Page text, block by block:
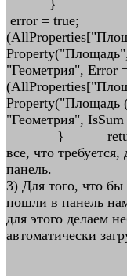
}
error =
"Геометрия",
Property("Площадь
"Геометрия",
} return
все, что
панель.
3) Для того, что бы
пошли в панель
для этого делаем
автоматически